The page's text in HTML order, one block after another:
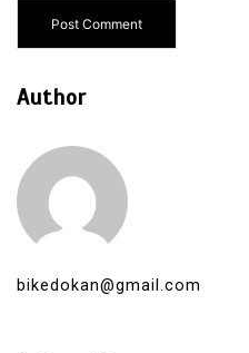
Author
bikedokan@gmail.com